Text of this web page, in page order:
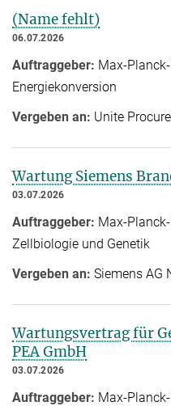
(Name fehlt)
06.07.2026
Auftraggeber: Max-
Energiekonversion
Vergeben an: Unite
Wartung Siemens
03.07.2026
Auftraggeber: Max-
Zellbiologie und Genetik
Vergeben an: Siemens AG
Wartungsvertrag für
PEA GmbH
03.07.2026
Auftraggeber: Max-